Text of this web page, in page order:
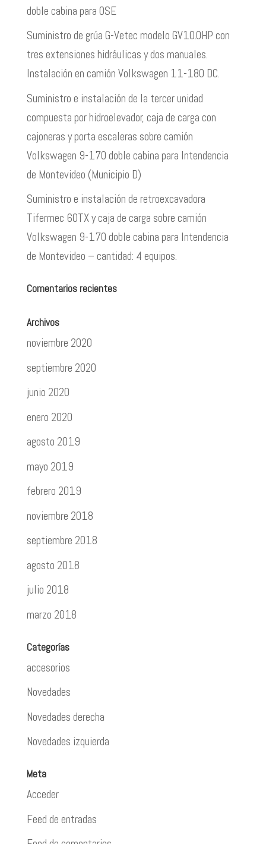
doble cabina para OSE
Suministro de grúa G-Vetec modelo GV10.0HP con
tres extensiones hidráulicas y dos manuales.
Instalación en camión Volkswagen 11-180 DC.
Suministro e instalación de la tercer unidad
compuesta por hidroelevador, caja de carga con
cajoneras y porta escaleras sobre camión
Volkswagen 9-170 doble cabina para Intendencia
de Montevideo (Municipio D)
Suministro e instalación de retroexcavadora
Tifermec 60TX y caja de carga sobre camión
Volkswagen 9-170 doble cabina para Intendencia
de Montevideo – cantidad: 4 equipos.
Comentarios recientes
Archivos
noviembre 2020
septiembre 2020
junio 2020
enero 2020
agosto 2019
mayo 2019
febrero 2019
noviembre 2018
septiembre 2018
agosto 2018
julio 2018
marzo 2018
Categorías
accesorios
Novedades
Novedades derecha
Novedades izquierda
Meta
Acceder
Feed de entradas